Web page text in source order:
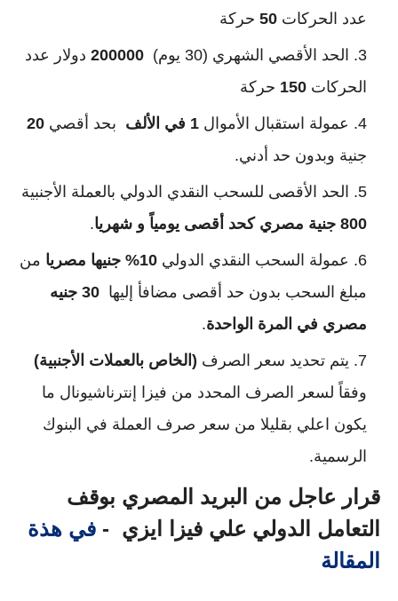
عدد الحركات 50 حركة
الحد الأقصي الشهري (30 يوم) 200000
الحركات 150 حركة
عمولة استقبال الأموال 1 في الألف بحد أقصي 20
جنية وبدون حد أدني.
الحد الأقصى للسحب النقدي الدولي بالعملة الأجنبية
800 جنية مصري كحد أقصى يومياً و شهريا
.
عمولة السحب النقدي الدولي 10% جنيها مصريا
مبلغ السحب بدون حد أقصى مضافأ إليها
مصري في المرة الواحدة.
يتم تحديد سعر الصرف (الخاص بالعملات الأجنبية)
الرسمية.
قرار عاجل من البريد المصري بوقف
التعامل الدولي علي فيزا ايزي - في هذة
المقالة